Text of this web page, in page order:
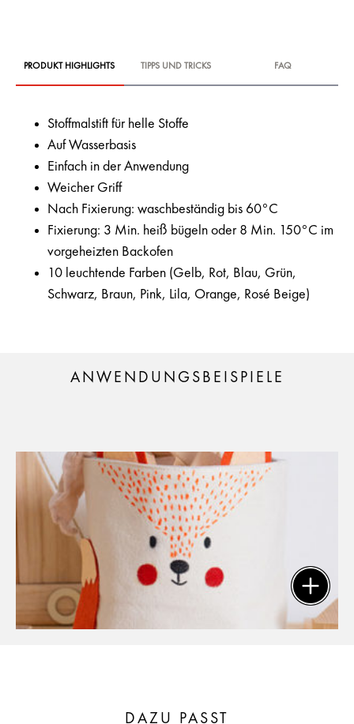
PRODUKT HIGHLIGHTS TIPPS UND TRICKS FAQ
Stoffmalstift für helle Stoffe
Auf Wasserbasis
Einfach in der Anwendung
Weicher Griff
Nach Fixierung: waschbeständig bis 60°C
Fixierung: 3 Min. heiß bügeln oder 8 Min. 150°C im
vorgeheizten Backofen
10 leuchtende Farben (Gelb, Rot, Blau, Grün,
Schwarz, Braun, Pink, Lila, Orange, Rosé Beige)
ANWENDUNGSBEISPIELE
DAZU PASST